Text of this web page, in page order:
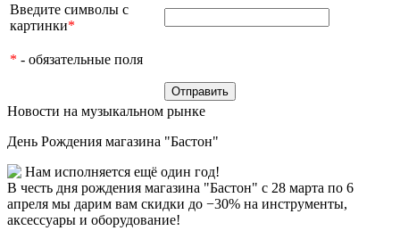
Введите символы с
картинки*
* - обязательные поля
Новости на музыкальном рынке
День Рождения магазина "Бастон"
Нам исполняется ещё один год!
В честь дня рождения магазина "Бастон" с 28 марта по 6
апреля мы дарим вам скидки до −30% на инструменты,
аксессуары и оборудование!